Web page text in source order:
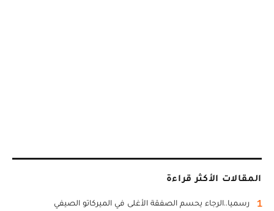
المقالات الأكثر قراءة
1 رسميا..الرجاء يحسم الصفقة الأغلى في الميركاتو الصيفي